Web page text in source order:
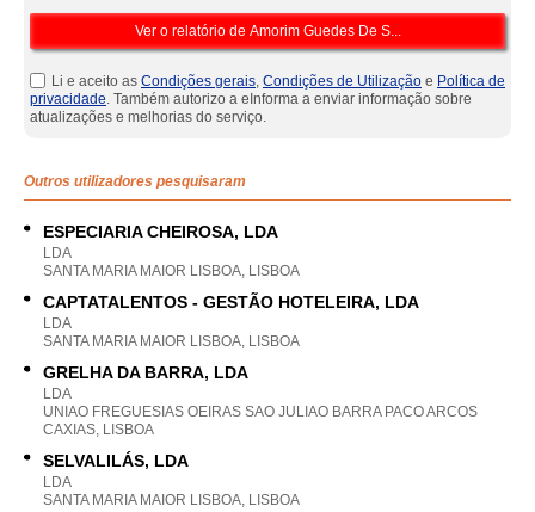
Li e aceito as Condições gerais, Condições de Utilização e Política de
privacidade. Também autorizo a eInforma a enviar informação sobre
atualizações e melhorias do serviço.
Outros utilizadores pesquisaram
ESPECIARIA CHEIROSA, LDA
LDA
SANTA MARIA MAIOR LISBOA, LISBOA
CAPTATALENTOS - GESTÃO HOTELEIRA, LDA
LDA
SANTA MARIA MAIOR LISBOA, LISBOA
GRELHA DA BARRA, LDA
LDA
UNIAO FREGUESIAS OEIRAS SAO JULIAO BARRA PACO ARCOS
CAXIAS, LISBOA
SELVALILÁS, LDA
LDA
SANTA MARIA MAIOR LISBOA, LISBOA